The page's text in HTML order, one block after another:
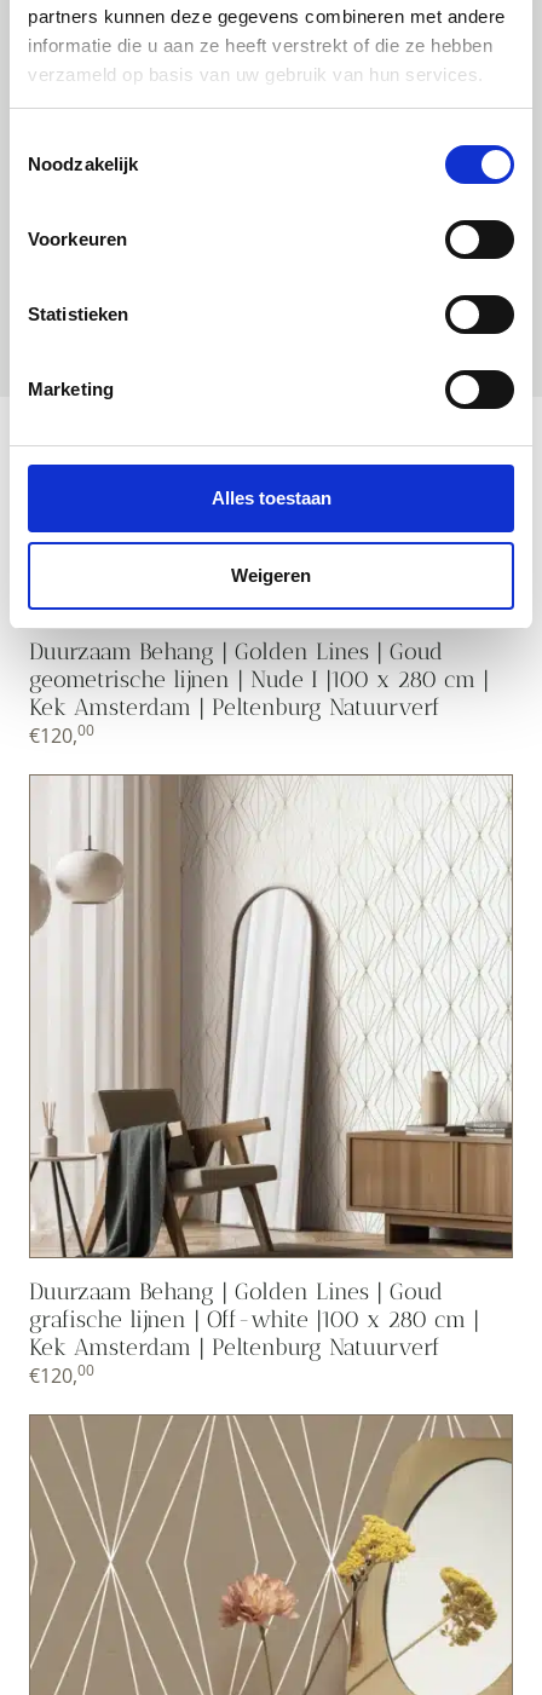
partners kunnen deze gegevens combineren met andere
informatie die u aan ze heeft verstrekt of die ze hebben
verzameld op basis van uw gebruik van hun services.
Noodzakelijk
Voorkeuren
Statistieken
Marketing
Alles toestaan
Weigeren
Uitgelichte producten
Duurzaam Behang | Golden Lines | Goud
geometrische lijnen | Nude I |100 x 280 cm |
Kek Amsterdam | Peltenburg Natuurverf
€120,00
Duurzaam Behang | Golden Lines | Goud
grafische lijnen | Off-white |100 x 280 cm |
Kek Amsterdam | Peltenburg Natuurverf
€120,00